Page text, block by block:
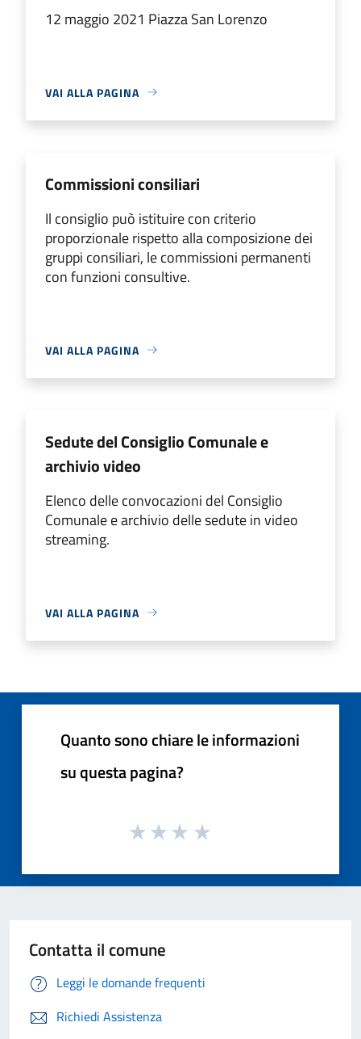
12 maggio 2021 Piazza San Lorenzo
VAI ALLA PAGINA
Commissioni consiliari
Il consiglio può istituire con criterio
proporzionale rispetto alla composizione dei
gruppi consiliari, le commissioni permanenti
con funzioni consultive.
VAI ALLA PAGINA
Sedute del Consiglio Comunale e
archivio video
Elenco delle convocazioni del Consiglio
Comunale e archivio delle sedute in video
streaming.
VAI ALLA PAGINA
Quanto sono chiare le informazioni
su questa pagina?
Contatta il comune
Leggi le domande frequenti
Richiedi Assistenza